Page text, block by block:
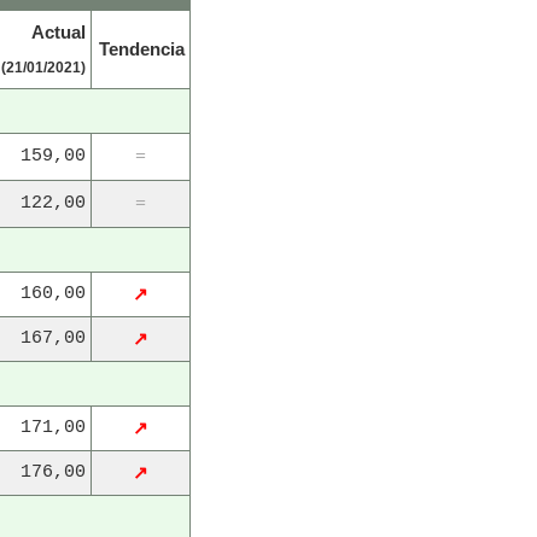
Actual
(21/01/2021)
Tendencia
159,00 =
122,00 =
160,00 ↗
167,00 ↗
171,00 ↗
176,00 ↗